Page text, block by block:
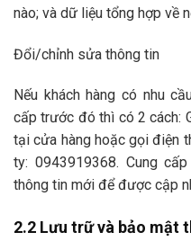
nào; và dữ liệu tổng hợp về
Đổi/chỉnh sửa thông tin
Nếu khách hàng có nhu
cấp trước đó thì có 2 cách:
tại cửa hàng hoặc gọi điện
ty: 0943919368. Cung
thông tin mới để được cập
2.2 Lưu trữ và bảo mật